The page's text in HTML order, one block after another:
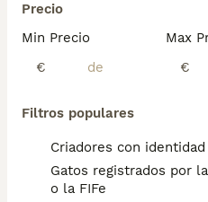
Precio
Min Precio
€
Max
€
Filtros populares
Criadores con
Gatos registrados por la
o la FIFe